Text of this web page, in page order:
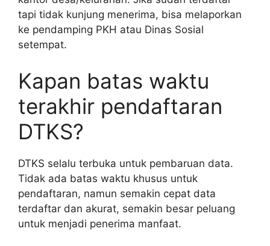
tapi tidak kunjung menerima, bisa melaporkan
ke pendamping PKH atau Dinas Sosial
setempat.
Kapan batas waktu
terakhir pendaftaran
DTKS?
DTKS selalu terbuka untuk pembaruan data.
Tidak ada batas waktu khusus untuk
pendaftaran, namun semakin cepat data
terdaftar dan akurat, semakin besar peluang
untuk menjadi penerima manfaat.